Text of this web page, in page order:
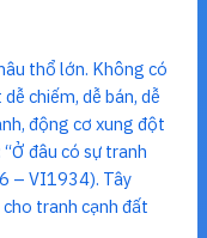
thổ lớn. Không có
chiếm, dễ bán, dễ
động cơ xung đột
đâu có sự tranh
– VI1934). Tây
tranh cạnh đất